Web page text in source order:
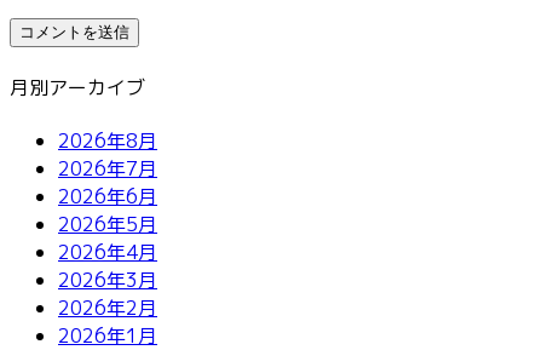
月別アーカイブ
2026年8月
2026年7月
2026年6月
2026年5月
2026年4月
2026年3月
2026年2月
2026年1月